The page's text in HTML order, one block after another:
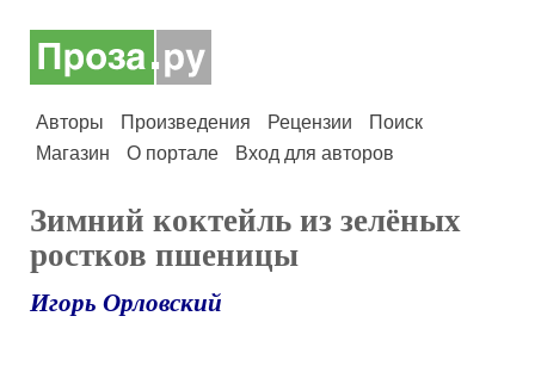
Авторы Произведения Рецензии
Поиск
Магазин
О портале Вход для авторов
Зимний коктейль из зелёных
ростков пшеницы
Игорь Орловский